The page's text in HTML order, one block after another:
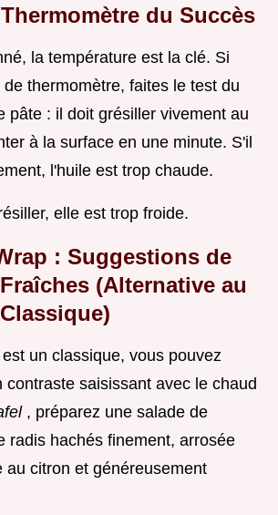
du Succès
la température est la clé. Si
thermomètre, faites le test du
pâte : il doit grésiller vivement au
à la surface en une minute. S'il
l'huile est trop chaude.
elle est trop froide.
: Suggestions de
(Alternative au
est un classique, vous pouvez
contraste saisissant avec le chaud
, préparez une salade de
radis hachés finement, arrosée
au citron et généreusement